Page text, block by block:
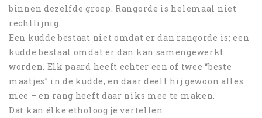
binnen dezelfde groep. Rangorde is helemaal niet
rechtlijnig.
Een kudde bestaat niet omdat er dan rangorde is; een
kudde bestaat omdat er dan kan samengewerkt
worden. Elk paard heeft echter een of twee “beste
maatjes” in de kudde, en daar deelt hij gewoon alles
mee – en rang heeft daar niks mee te maken.
Dat kan élke etholoog je vertellen.